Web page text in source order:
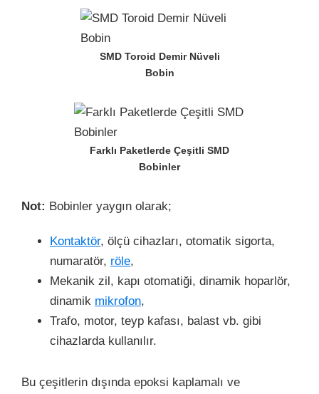
SMD Toroid Demir Nüveli
Bobin
Farklı Paketlerde Çeşitli SMD
Bobinler
Not: Bobinler yaygın olarak;
Kontaktör, ölçü cihazları, otomatik sigorta,
numaratör, röle,
Mekanik zil, kapı otomatiği, dinamik hoparlör,
dinamik mikrofon,
Trafo, motor, teyp kafası, balast vb. gibi
cihazlarda kullanılır.
Bu çeşitlerin dışında epoksi kaplamalı ve